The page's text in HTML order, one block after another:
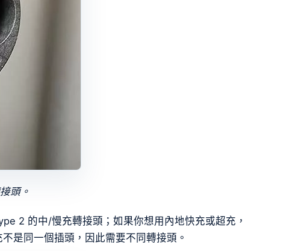
頭。
2 的中/慢充轉接頭；如果你想用內地快充或超充，
是同一個插頭，因此需要不同轉接頭。